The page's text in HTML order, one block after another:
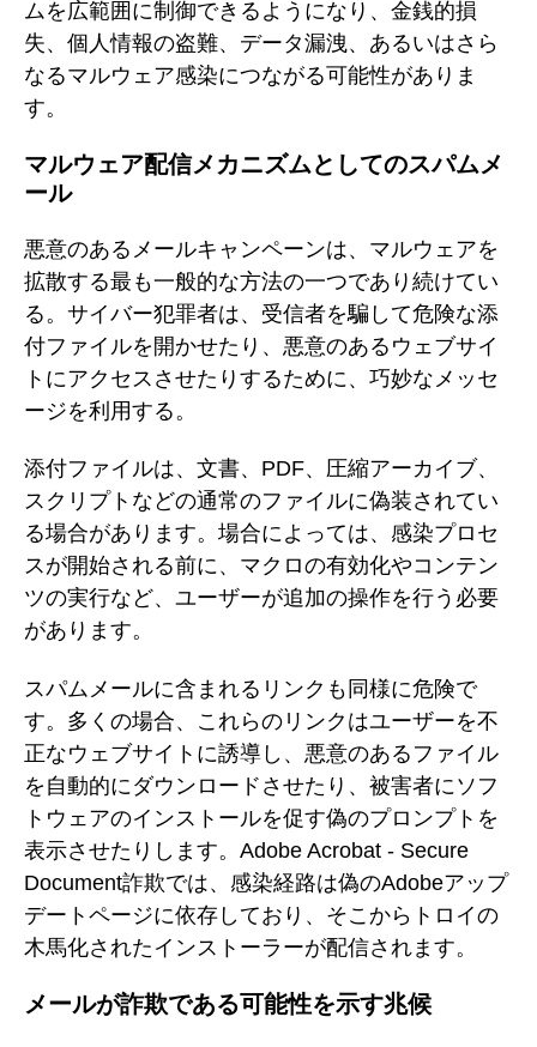
ムを広範囲に制御できるようになり、金銭的損
失、個人情報の盗難、データ漏洩、あるいはさら
なるマルウェア感染につながる可能性がありま
す。
マルウェア配信メカニズムとしてのスパムメ
ール
悪意のあるメールキャンペーンは、マルウェアを
拡散する最も一般的な方法の一つであり続けてい
る。サイバー犯罪者は、受信者を騙して危険な添
付ファイルを開かせたり、悪意のあるウェブサイ
トにアクセスさせたりするために、巧妙なメッセ
ージを利用する。
添付ファイルは、文書、PDF、圧縮アーカイブ、
スクリプトなどの通常のファイルに偽装されてい
る場合があります。場合によっては、感染プロセ
スが開始される前に、マクロの有効化やコンテン
ツの実行など、ユーザーが追加の操作を行う必要
があります。
スパムメールに含まれるリンクも同様に危険で
す。多くの場合、これらのリンクはユーザーを不
正なウェブサイトに誘導し、悪意のあるファイル
を自動的にダウンロードさせたり、被害者にソフ
トウェアのインストールを促す偽のプロンプトを
表示させたりします。Adobe Acrobat - Secure
Document詐欺では、感染経路は偽のAdobeアップ
デートページに依存しており、そこからトロイの
木馬化されたインストーラーが配信されます。
メールが詐欺である可能性を示す兆候